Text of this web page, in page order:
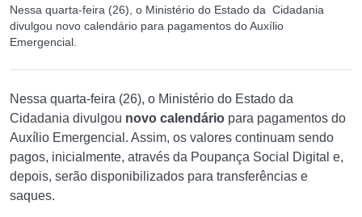
Nessa quarta-feira (26), o Ministério do Estado da Cidadania
divulgou novo calendário para pagamentos do Auxílio
Emergencial.
Nessa quarta-feira (26), o Ministério do Estado da
Cidadania divulgou novo calendário para pagamentos do
Auxílio Emergencial. Assim, os valores continuam sendo
pagos, inicialmente, através da Poupança Social Digital e,
depois, serão disponibilizados para transferências e
saques.